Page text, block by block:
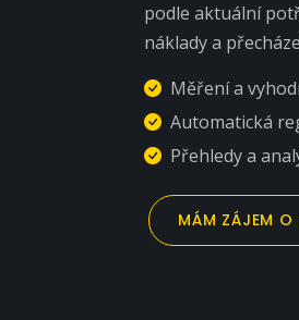
podle aktuální
náklady a
Měření a
Automatická
Přehledy a
MÁM ZÁJEM O